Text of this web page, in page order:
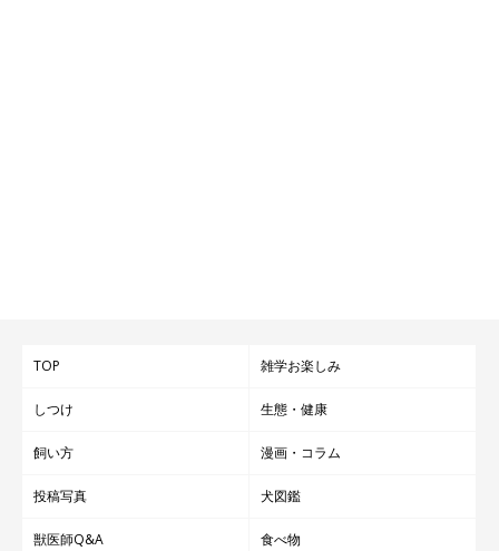
TOP 雑学お楽しみ
しつけ 生態・健康
飼い方 漫画・コラム
投稿写真 犬図鑑
獣医師Q&A 食べ物